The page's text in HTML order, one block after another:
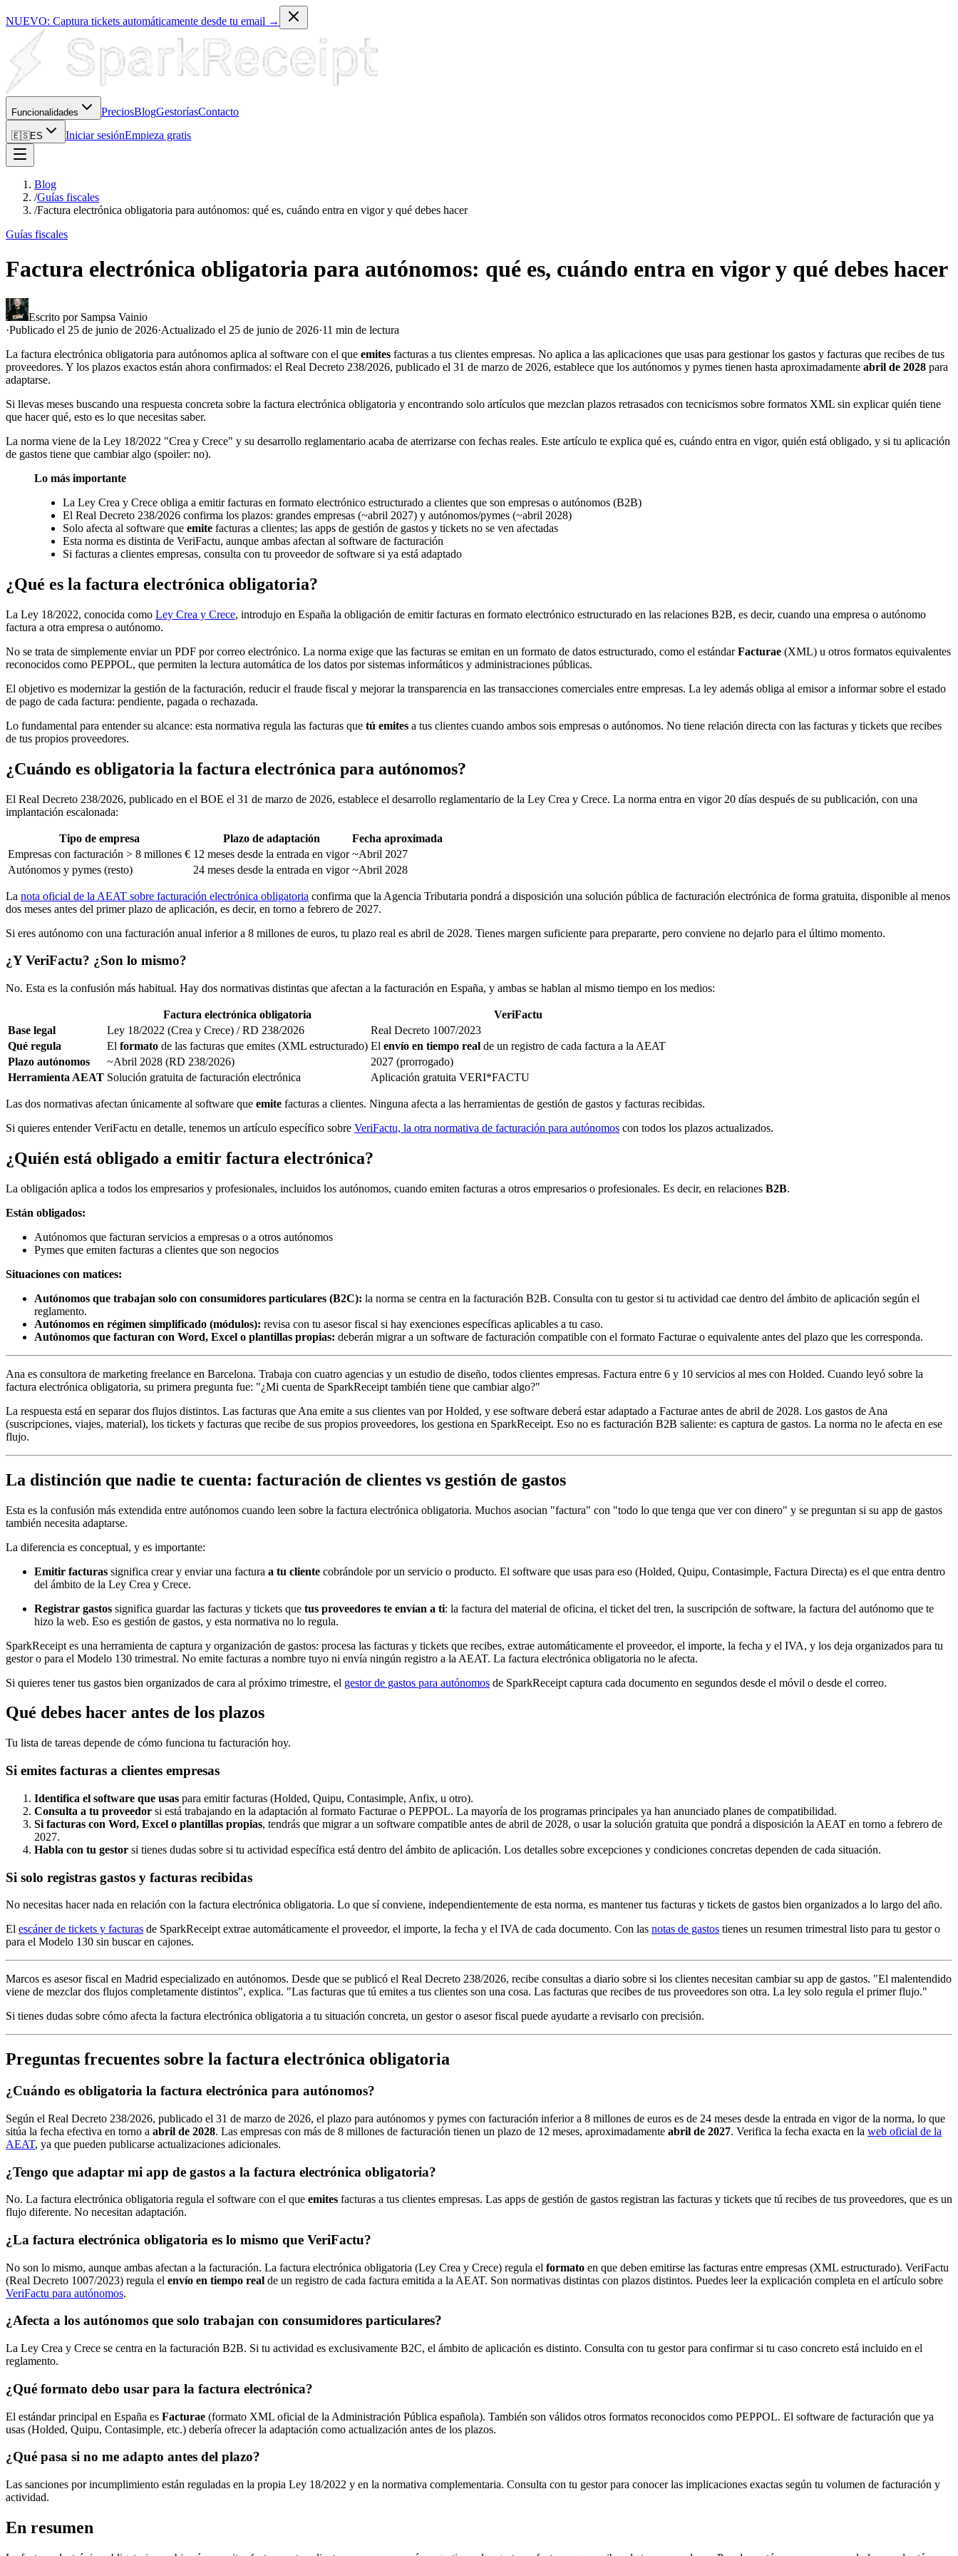
NUEVO: Captura tickets automáticamente desde tu email →
Funcionalidades PreciosBlogGestoríasContacto
🇪🇸ES Iniciar sesiónEmpieza gratis
Blog
/Guías fiscales
/Factura electrónica obligatoria para autónomos: qué es, cuándo entra en vigor y qué debes hacer
Guías fiscales
Factura electrónica obligatoria para autónomos: qué es, cuándo entra en vigor y qué debes hacer
Escrito por Sampsa Vainio
·Publicado el 25 de junio de 2026·Actualizado el 25 de junio de 2026·11 min de lectura
La factura electrónica obligatoria para autónomos aplica al software con el que emites facturas a tus clientes empresas. No aplica a las aplicaciones que usas para gestionar los gastos y facturas que recibes de tus
proveedores. Y los plazos exactos están ahora confirmados: el Real Decreto 238/2026, publicado el 31 de marzo de 2026, establece que los autónomos y pymes tienen hasta aproximadamente abril de 2028 para
adaptarse.
Si llevas meses buscando una respuesta concreta sobre la factura electrónica obligatoria y encontrando solo artículos que mezclan plazos retrasados con tecnicismos sobre formatos XML sin explicar quién tiene
que hacer qué, esto es lo que necesitas saber.
La norma viene de la Ley 18/2022 "Crea y Crece" y su desarrollo reglamentario acaba de aterrizarse con fechas reales. Este artículo te explica qué es, cuándo entra en vigor, quién está obligado, y si tu aplicación
de gastos tiene que cambiar algo (spoiler: no).
Lo más importante
La Ley Crea y Crece obliga a emitir facturas en formato electrónico estructurado a clientes que son empresas o autónomos (B2B)
El Real Decreto 238/2026 confirma los plazos: grandes empresas (~abril 2027) y autónomos/pymes (~abril 2028)
Solo afecta al software que emite facturas a clientes; las apps de gestión de gastos y tickets no se ven afectadas
Esta norma es distinta de VeriFactu, aunque ambas afectan al software de facturación
Si facturas a clientes empresas, consulta con tu proveedor de software si ya está adaptado
¿Qué es la factura electrónica obligatoria?
La Ley 18/2022, conocida como Ley Crea y Crece, introdujo en España la obligación de emitir facturas en formato electrónico estructurado en las relaciones B2B, es decir, cuando una empresa o autónomo
factura a otra empresa o autónomo.
No se trata de simplemente enviar un PDF por correo electrónico. La norma exige que las facturas se emitan en un formato de datos estructurado, como el estándarFacturae (XML) u otros formatos equivalentes
reconocidos como PEPPOL, que permiten la lectura automática de los datos por sistemas informáticos y administraciones públicas.
El objetivo es modernizar la gestión de la facturación, reducir el fraude fiscal y mejorar la transparencia en las transacciones comerciales entre empresas. La ley además obliga al emisor a informar sobre el estado
de pago de cada factura: pendiente, pagada o rechazada.
Lo fundamental para entender su alcance: esta normativa regula las facturas que tú emites a tus clientes cuando ambos sois empresas o autónomos. No tiene relación directa con las facturas y tickets que recibes
de tus propios proveedores.
¿Cuándo es obligatoria la factura electrónica para autónomos?
El Real Decreto 238/2026, publicado en el BOE el 31 de marzo de 2026, establece el desarrollo reglamentario de la Ley Crea y Crece. La norma entra en vigor 20 días después de su publicación, con una
implantación escalonada:
Tipo de empresa Plazo de adaptación
Fecha aproximada
Empresas con facturación > 8 millones € 12 meses desde la entrada en vigor ~Abril 2027
Autónomos y pymes (resto)
24 meses desde la entrada en vigor ~Abril 2028
La nota oficial de la AEAT sobre facturación electrónica obligatoria confirma que la Agencia Tributaria pondrá a disposición una solución pública de facturación electrónica de forma gratuita, disponible al menos
dos meses antes del primer plazo de aplicación, es decir, en torno a febrero de 2027.
Si eres autónomo con una facturación anual inferior a 8 millones de euros, tu plazo real es abril de 2028. Tienes margen suficiente para prepararte, pero conviene no dejarlo para el último momento.
¿Y VeriFactu? ¿Son lo mismo?
No. Esta es la confusión más habitual. Hay dos normativas distintas que afectan a la facturación en España, y ambas se hablan al mismo tiempo en los medios:
Factura electrónica obligatoria
VeriFactu
Base legal
Ley 18/2022 (Crea y Crece) / RD 238/2026
Real Decreto 1007/2023
Qué regula
El formato de las facturas que emites (XML estructurado) El envío en tiempo real de un registro de cada factura a la AEAT
Plazo autónomos
~Abril 2028 (RD 238/2026)
2027 (prorrogado)
Herramienta AEAT Solución gratuita de facturación electrónica Aplicación gratuita VERI*FACTU
Las dos normativas afectan únicamente al software que emite facturas a clientes. Ninguna afecta a las herramientas de gestión de gastos y facturas recibidas.
Si quieres entender VeriFactu en detalle, tenemos un artículo específico sobre VeriFactu, la otra normativa de facturación para autónomos con todos los plazos actualizados.
¿Quién está obligado a emitir factura electrónica?
La obligación aplica a todos los empresarios y profesionales, incluidos los autónomos, cuando emiten facturas a otros empresarios o profesionales. Es decir, en relaciones B2B.
Están obligados:
Autónomos que facturan servicios a empresas o a otros autónomos
Pymes que emiten facturas a clientes que son negocios
Situaciones con matices:
Autónomos que trabajan solo con consumidores particulares (B2C): la norma se centra en la facturación B2B. Consulta con tu gestor si tu actividad cae dentro del ámbito de aplicación según el
reglamento.
Autónomos en régimen simplificado (módulos): revisa con tu asesor fiscal si hay exenciones específicas aplicables a tu caso.
Autónomos que facturan con Word, Excel o plantillas propias: deberán migrar a un software de facturación compatible con el formato Facturae o equivalente antes del plazo que les corresponda.
Ana es consultora de marketing freelance en Barcelona. Trabaja con cuatro agencias y un estudio de diseño, todos clientes empresas. Factura entre 6 y 10 servicios al mes con Holded. Cuando leyó sobre la
factura electrónica obligatoria, su primera pregunta fue: "¿Mi cuenta de SparkReceipt también tiene que cambiar algo?"
La respuesta está en separar dos flujos distintos. Las facturas que Ana emite a sus clientes van por Holded, y ese software deberá estar adaptado a Facturae antes de abril de 2028. Los gastos de Ana
(suscripciones, viajes, material), los tickets y facturas que recibe de sus propios proveedores, los gestiona en SparkReceipt. Eso no es facturación B2B saliente: es captura de gastos. La norma no le afecta en ese
flujo.
La distinción que nadie te cuenta: facturación de clientes vs gestión de gastos
Esta es la confusión más extendida entre autónomos cuando leen sobre la factura electrónica obligatoria. Muchos asocian "factura" con "todo lo que tenga que ver con dinero" y se preguntan si su app de gastos
también necesita adaptarse.
La diferencia es conceptual, y es importante:
Emitir facturas significa crear y enviar una factura a tu cliente cobrándole por un servicio o producto. El software que usas para eso (Holded, Quipu, Contasimple, Factura Directa) es el que entra dentro
del ámbito de la Ley Crea y Crece.
Registrar gastos significa guardar las facturas y tickets que tus proveedores te envían a ti: la factura del material de oficina, el ticket del tren, la suscripción de software, la factura del autónomo que te
hizo la web. Eso es gestión de gastos, y esta normativa no lo regula.
SparkReceipt es una herramienta de captura y organización de gastos: procesa las facturas y tickets que recibes, extrae automáticamente el proveedor, el importe, la fecha y el IVA, y los deja organizados para tu
gestor o para el Modelo 130 trimestral. No emite facturas a nombre tuyo ni envía ningún registro a la AEAT. La factura electrónica obligatoria no le afecta.
Si quieres tener tus gastos bien organizados de cara al próximo trimestre, el gestor de gastos para autónomos de SparkReceipt captura cada documento en segundos desde el móvil o desde el correo.
Qué debes hacer antes de los plazos
Tu lista de tareas depende de cómo funciona tu facturación hoy.
Si emites facturas a clientes empresas
Identifica el software que usas para emitir facturas (Holded, Quipu, Contasimple, Anfix, u otro).
Consulta a tu proveedor si está trabajando en la adaptación al formato Facturae o PEPPOL. La mayoría de los programas principales ya han anunciado planes de compatibilidad.
Si facturas con Word, Excel o plantillas propias, tendrás que migrar a un software compatible antes de abril de 2028, o usar la solución gratuita que pondrá a disposición la AEAT en torno a febrero de
2027.
Habla con tu gestor si tienes dudas sobre si tu actividad específica está dentro del ámbito de aplicación. Los detalles sobre excepciones y condiciones concretas dependen de cada situación.
Si solo registras gastos y facturas recibidas
No necesitas hacer nada en relación con la factura electrónica obligatoria. Lo que sí conviene, independientemente de esta norma, es mantener tus facturas y tickets de gastos bien organizados a lo largo del año.
El escáner de tickets y facturas de SparkReceipt extrae automáticamente el proveedor, el importe, la fecha y el IVA de cada documento. Con las notas de gastos tienes un resumen trimestral listo para tu gestor o
para el Modelo 130 sin buscar en cajones.
Marcos es asesor fiscal en Madrid especializado en autónomos. Desde que se publicó el Real Decreto 238/2026, recibe consultas a diario sobre si los clientes necesitan cambiar su app de gastos. "El malentendido
viene de mezclar dos flujos completamente distintos", explica. "Las facturas que tú emites a tus clientes son una cosa. Las facturas que recibes de tus proveedores son otra. La ley solo regula el primer flujo."
Si tienes dudas sobre cómo afecta la factura electrónica obligatoria a tu situación concreta, un gestor o asesor fiscal puede ayudarte a revisarlo con precisión.
Preguntas frecuentes sobre la factura electrónica obligatoria
¿Cuándo es obligatoria la factura electrónica para autónomos?
Según el Real Decreto 238/2026, publicado el 31 de marzo de 2026, el plazo para autónomos y pymes con facturación inferior a 8 millones de euros es de 24 meses desde la entrada en vigor de la norma, lo que
sitúa la fecha efectiva en torno a abril de 2028. Las empresas con más de 8 millones de facturación tienen un plazo de 12 meses, aproximadamente abril de 2027. Verifica la fecha exacta en la web oficial de la
AEAT, ya que pueden publicarse actualizaciones adicionales.
¿Tengo que adaptar mi app de gastos a la factura electrónica obligatoria?
No. La factura electrónica obligatoria regula el software con el que emites facturas a tus clientes empresas. Las apps de gestión de gastos registran las facturas y tickets que tú recibes de tus proveedores, que es un
flujo diferente. No necesitan adaptación.
¿La factura electrónica obligatoria es lo mismo que VeriFactu?
No son lo mismo, aunque ambas afectan a la facturación. La factura electrónica obligatoria (Ley Crea y Crece) regula el formato en que deben emitirse las facturas entre empresas (XML estructurado). VeriFactu
(Real Decreto 1007/2023) regula el envío en tiempo real de un registro de cada factura emitida a la AEAT. Son normativas distintas con plazos distintos. Puedes leer la explicación completa en el artículo sobre
VeriFactu para autónomos.
¿Afecta a los autónomos que solo trabajan con consumidores particulares?
La Ley Crea y Crece se centra en la facturación B2B. Si tu actividad es exclusivamente B2C, el ámbito de aplicación es distinto. Consulta con tu gestor para confirmar si tu caso concreto está incluido en el
reglamento.
¿Qué formato debo usar para la factura electrónica?
El estándar principal en España es Facturae (formato XML oficial de la Administración Pública española). También son válidos otros formatos reconocidos como PEPPOL. El software de facturación que ya
usas (Holded, Quipu, Contasimple, etc.) debería ofrecer la adaptación como actualización antes de los plazos.
¿Qué pasa si no me adapto antes del plazo?
Las sanciones por incumplimiento están reguladas en la propia Ley 18/2022 y en la normativa complementaria. Consulta con tu gestor para conocer las implicaciones exactas según tu volumen de facturación y
actividad.
En resumen